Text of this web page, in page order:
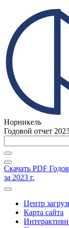
Норникель
Годовой отчет
Скачать PDF
за 2023 г.
Центр
Карта сайта